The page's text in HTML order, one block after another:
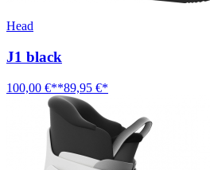
Head
J1 black
100,00 €**89,95 €*